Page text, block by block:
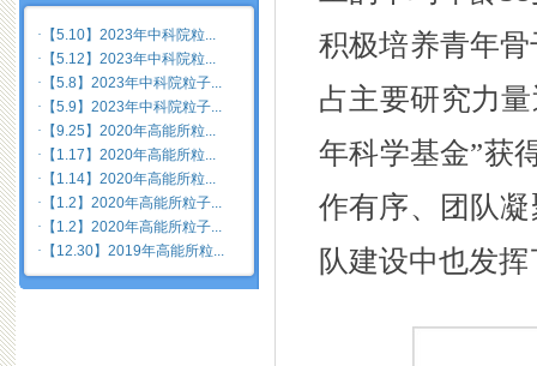
· 【5.10】2023年中科院粒...
· 【5.12】2023年中科院粒...
· 【5.8】2023年中科院粒子...
· 【5.9】2023年中科院粒子...
· 【9.25】2020年高能所粒...
· 【1.17】2020年高能所粒...
· 【1.14】2020年高能所粒...
· 【1.2】2020年高能所粒子...
· 【1.2】2020年高能所粒子...
· 【12.30】2019年高能所粒...
积极培养青年
占主要研究力
年科学基金”获
作有序、团队
队建设中也发